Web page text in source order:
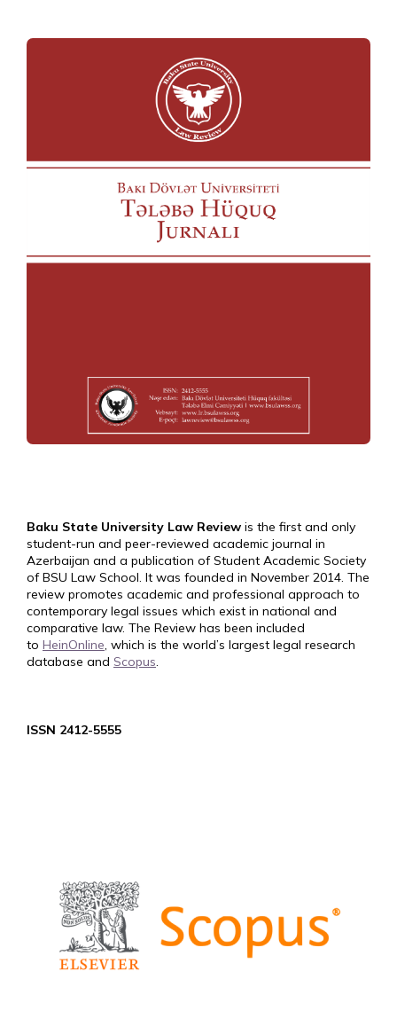
Baku State University Law Review is the first and only
student-run and peer-reviewed academic journal in
Azerbaijan and a publication of Student Academic Society
of BSU Law School. It was founded in November 2014. The
review promotes academic and professional approach to
contemporary legal issues which exist in national and
comparative law. The Review has been included
to HeinOnline, which is the world’s largest legal research
database and Scopus.
ISSN 2412-5555